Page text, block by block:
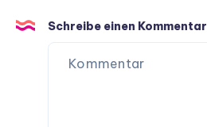
Schreibe einen Kommentar